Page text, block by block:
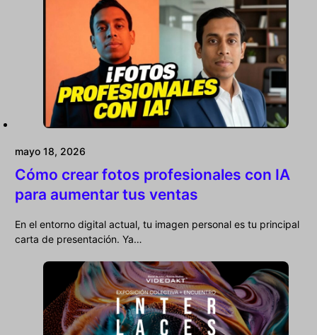
mayo 18, 2026
Cómo crear fotos profesionales con IA
para aumentar tus ventas
En el entorno digital actual, tu imagen personal es tu principal
carta de presentación. Ya…